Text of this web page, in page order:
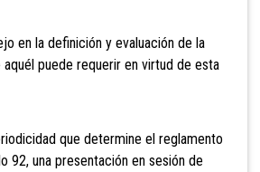
en la definición y evaluación de la
puede requerir en virtud de esta
que determine el reglamento
92, una presentación en sesión de